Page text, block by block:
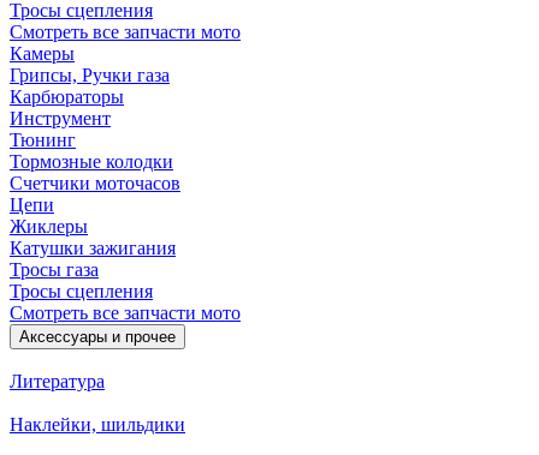
Тросы сцепления
Смотреть все запчасти мото
Камеры
Грипсы, Ручки газа
Карбюраторы
Инструмент
Тюнинг
Тормозные колодки
Счетчики моточасов
Цепи
Жиклеры
Катушки зажигания
Тросы газа
Тросы сцепления
Смотреть все запчасти мото
Аксессуары и прочее
Литература
Наклейки, шильдики